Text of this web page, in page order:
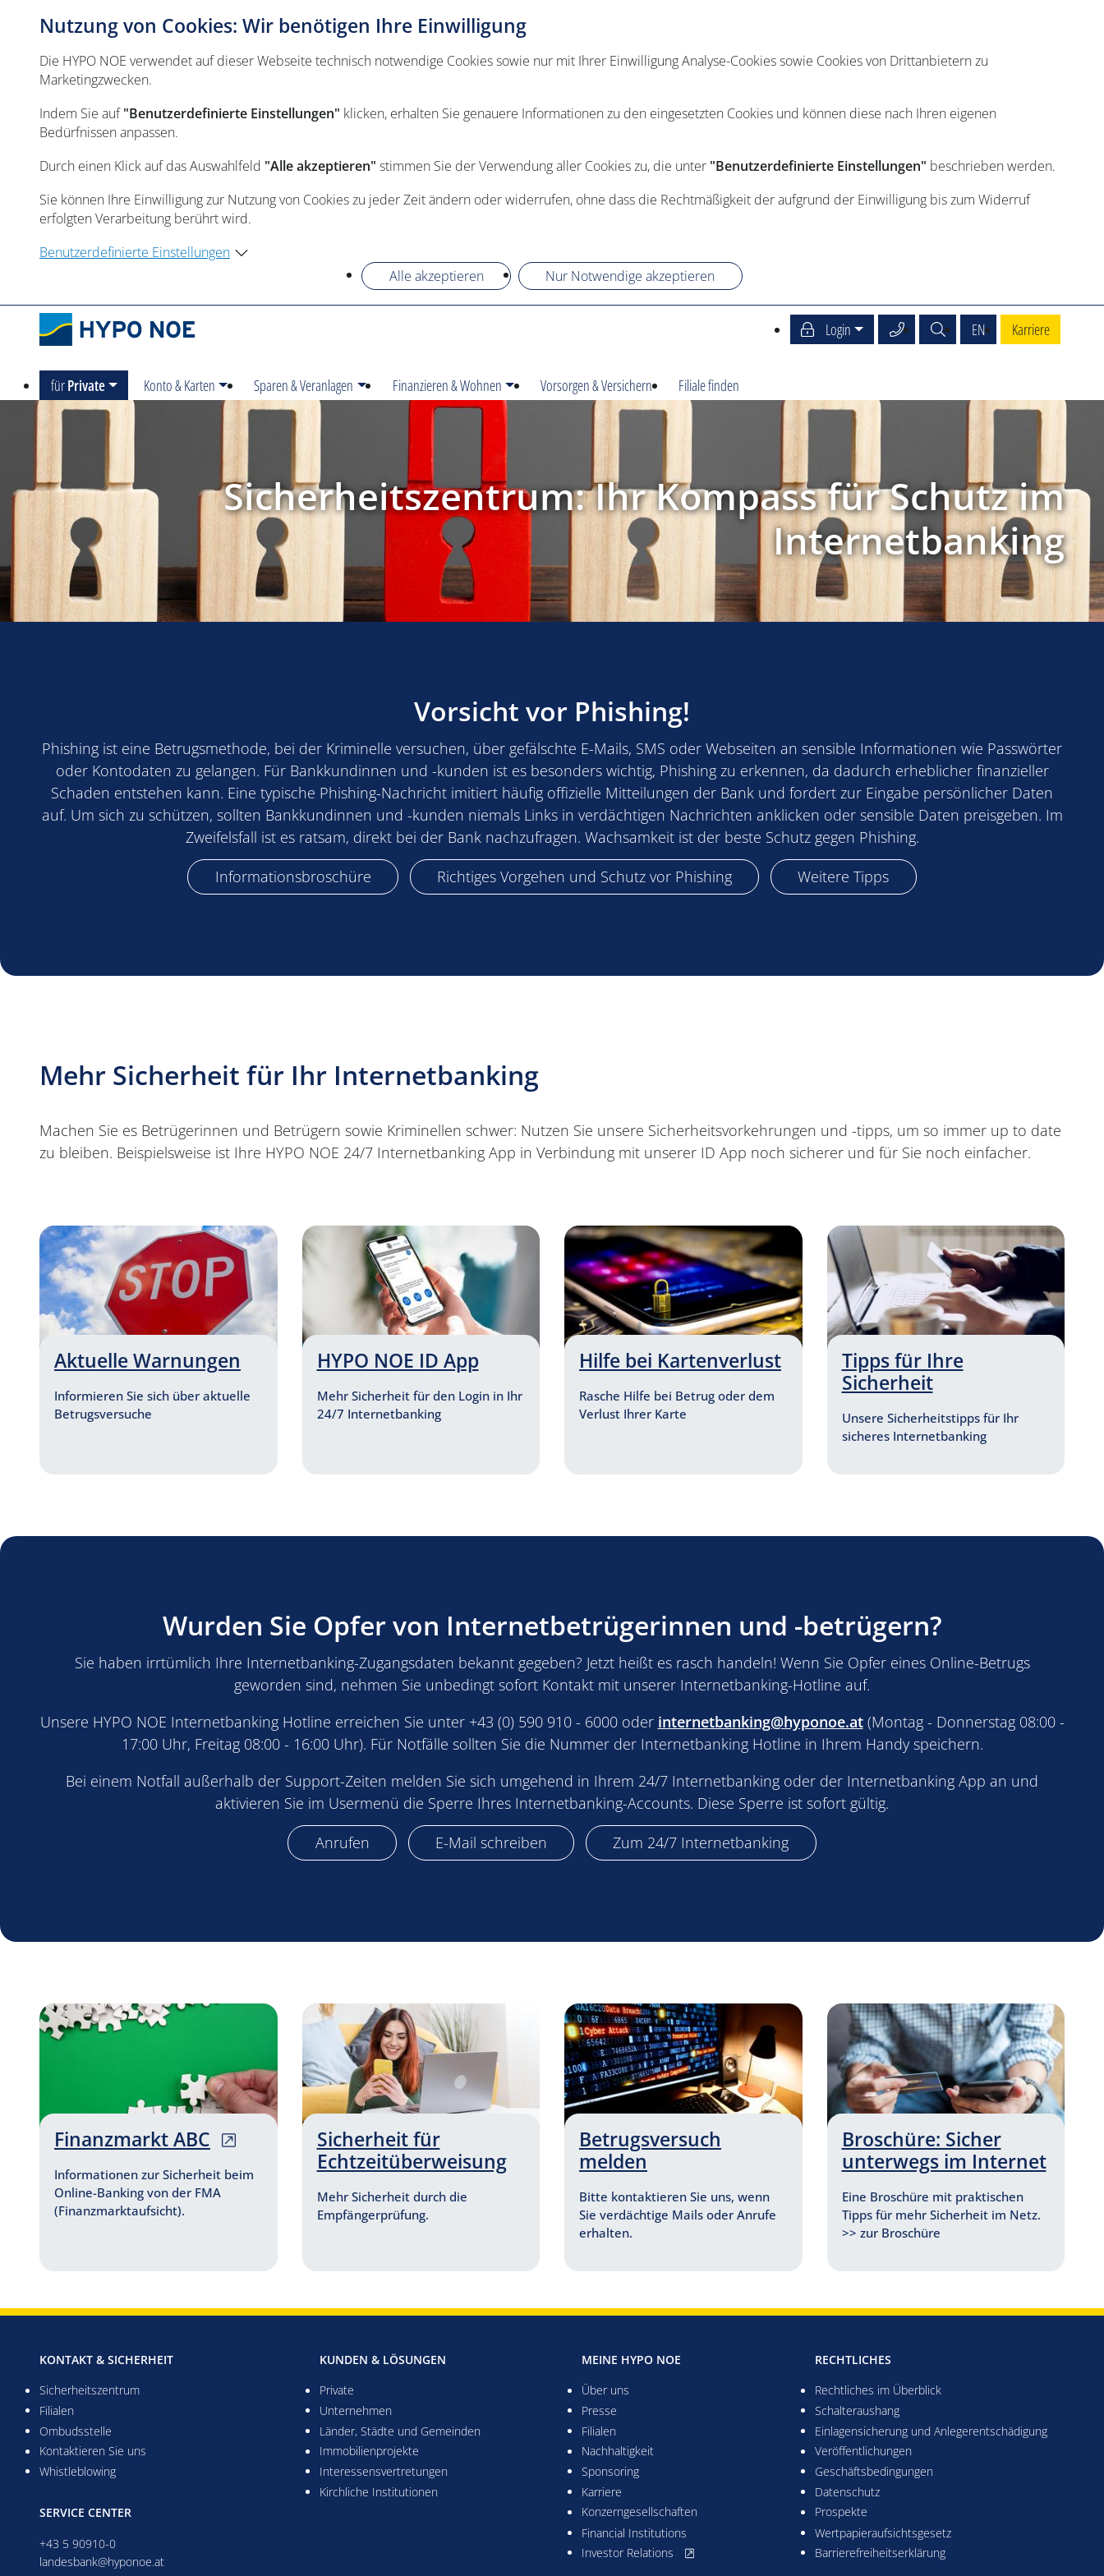
Nutzung von Cookies: Wir benötigen Ihre Einwilligung
Die HYPO NOE verwendet auf dieser Webseite technisch notwendige Cookies sowie nur mit Ihrer Einwilligung Analyse-Cookies sowie Cookies von Drittanbietern zu
Marketingzwecken.
Indem Sie auf"Benutzerdefinierte Einstellungen" klicken, erhalten Sie genauere Informationen zu den eingesetzten Cookies und können diese nach Ihren eigenen
Bedürfnissen anpassen.
Durch einen Klick auf das Auswahlfeld "Alle akzeptieren" stimmen Sie der Verwendung aller Cookies zu, die unter "Benutzerdefinierte Einstellungen" beschrieben werden.
Sie können Ihre Einwilligung zur Nutzung von Cookies zu jeder Zeit ändern oder widerrufen, ohne dass die Rechtmäßigkeit der aufgrund der Einwilligung bis zum Widerruf
erfolgten Verarbeitung berührt wird.
Benutzerdefinierte Einstellungen
Alle akzeptieren
Nur Notwendige akzeptieren
Login Service Center anrufen
SucheENEnglishKarriere
fürPrivate Konto & Karten Sparen & Veranlagen Finanzieren & Wohnen Vorsorgen & Versichern Filiale finden
Sicherheitszentrum: Ihr Kompass für Schutz im
Internetbanking
Vorsicht vor Phishing!
Phishing ist eine Betrugsmethode, bei der Kriminelle versuchen, über gefälschte E-Mails, SMS oder Webseiten an sensible Informationen wie Passwörter
oder Kontodaten zu gelangen. Für Bankkundinnen und -kunden ist es besonders wichtig, Phishing zu erkennen, da dadurch erheblicher finanzieller
Schaden entstehen kann. Eine typische Phishing-Nachricht imitiert häufig offizielle Mitteilungen der Bank und fordert zur Eingabe persönlicher Daten
auf. Um sich zu schützen, sollten Bankkundinnen und -kunden niemals Links in verdächtigen Nachrichten anklicken oder sensible Daten preisgeben. Im
Zweifelsfall ist es ratsam, direkt bei der Bank nachzufragen. Wachsamkeit ist der beste Schutz gegen Phishing.
Informationsbroschüre Richtiges Vorgehen und Schutz vor Phishing Weitere Tipps
Mehr Sicherheit für Ihr Internetbanking
Machen Sie es Betrügerinnen und Betrügern sowie Kriminellen schwer: Nutzen Sie unsere Sicherheitsvorkehrungen und -tipps, um so immer up to date
zu bleiben. Beispielsweise ist Ihre HYPO NOE 24/7 Internetbanking App in Verbindung mit unserer ID App noch sicherer und für Sie noch einfacher.
Aktuelle Warnungen
Informieren Sie sich über aktuelle
Betrugsversuche
HYPO NOE ID App
Mehr Sicherheit für den Login in Ihr
24/7 Internetbanking
Hilfe bei Kartenverlust
Rasche Hilfe bei Betrug oder dem
Verlust Ihrer Karte
Tipps für Ihre
Sicherheit
Unsere Sicherheitstipps für Ihr
sicheres Internetbanking
Wurden Sie Opfer von Internetbetrügerinnen und -betrügern?
Sie haben irrtümlich Ihre Internetbanking-Zugangsdaten bekannt gegeben? Jetzt heißt es rasch handeln! Wenn Sie Opfer eines Online-Betrugs
geworden sind, nehmen Sie unbedingt sofort Kontakt mit unserer Internetbanking-Hotline auf.
Unsere HYPO NOE Internetbanking Hotline erreichen Sie unter +43 (0) 590 910 - 6000 oder internetbanking@hyponoe.at(Montag - Donnerstag 08:00 -
17:00 Uhr, Freitag 08:00 - 16:00 Uhr). Für Notfälle sollten Sie die Nummer der Internetbanking Hotline in Ihrem Handy speichern.
Bei einem Notfall außerhalb der Support-Zeiten melden Sie sich umgehend in Ihrem 24/7 Internetbanking oder der Internetbanking App an und
aktivieren Sie im Usermenü die Sperre Ihres Internetbanking-Accounts. Diese Sperre ist sofort gültig.
Anrufen E-Mail schreiben Zum 24/7 Internetbanking
Finanzmarkt ABC , öffnet neues Fenster
Informationen zur Sicherheit beim
Online-Banking von der FMA
(Finanzmarktaufsicht).
Sicherheit für
Echtzeitüberweisung
Mehr Sicherheit durch die
Empfängerprüfung.
Betrugsversuch
melden
Bitte kontaktieren Sie uns, wenn
Sie verdächtige Mails oder Anrufe
erhalten.
Broschüre: Sicher
unterwegs im Internet
Eine Broschüre mit praktischen
Tipps für mehr Sicherheit im Netz.
>> zur Broschüre
KONTAKT & SICHERHEIT
Sicherheitszentrum
Filialen
Ombudsstelle
Kontaktieren Sie uns
Whistleblowing
SERVICE CENTER
+43 5 90910-0
landesbank@hyponoe.at
KUNDEN & LÖSUNGEN
Private
Unternehmen
Länder, Städte und Gemeinden
Immobilienprojekte
Interessensvertretungen
Kirchliche Institutionen
MEINE HYPO NOE
Über uns
Presse
Filialen
Nachhaltigkeit
Sponsoring
Karriere
Konzerngesellschaften
Financial Institutions
Investor Relations , öffnet neues Fenster
RECHTLICHES
Rechtliches im Überblick
Schalteraushang
Einlagensicherung und Anlegerentschädigung
Veröffentlichungen
Geschäftsbedingungen
Datenschutz
Prospekte
Wertpapieraufsichtsgesetz
Barrierefreiheitserklärung